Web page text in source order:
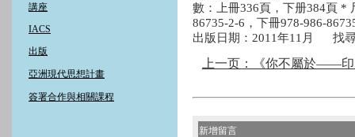
講座
IACS
出版
亞洲現代思想計畫
簽署合作與相關課程
數：上冊336頁，下册384頁 *
86735-2-6，下冊978-986-
出版日期：2011年11月 找
上一页：《你不屬於——印
新增留言